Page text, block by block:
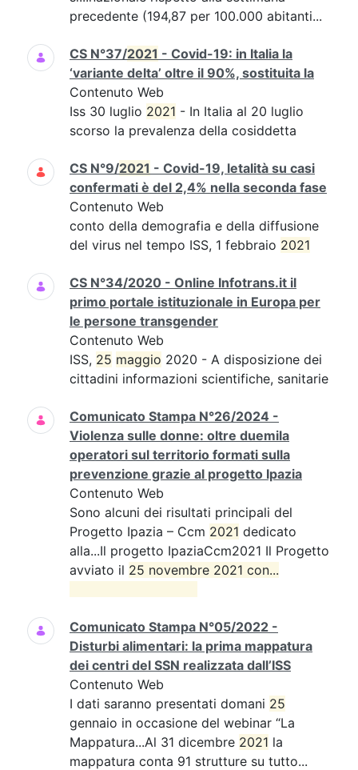
precedente (194,87 per 100.000 abitanti...
CS N°37/2021 - Covid-19: in Italia la
‘variante delta’ oltre il 90%, sostituita la
Contenuto Web
Iss 30 luglio 2021 - In Italia al 20 luglio
scorso la prevalenza della cosiddetta
CS N°9/2021 - Covid-19, letalità su casi
confermati è del 2,4% nella seconda fase
Contenuto Web
conto della demografia e della diffusione
del virus nel tempo ISS, 1 febbraio 2021
CS N°34/2020 - Online Infotrans.it il
primo portale istituzionale in Europa per
le persone transgender
Contenuto Web
ISS, 25 maggio 2020 - A disposizione dei
cittadini informazioni scientifiche, sanitarie
Comunicato Stampa N°26/2024 -
Violenza sulle donne: oltre duemila
operatori sul territorio formati sulla
prevenzione grazie al progetto Ipazia
Contenuto Web
Sono alcuni dei risultati principali del
Progetto Ipazia – Ccm 2021 dedicato
alla...Il progetto IpaziaCcm2021 Il Progetto
avviato il 25 novembre 2021 con...
Comunicato Stampa N°05/2022 -
Disturbi alimentari: la prima mappatura
dei centri del SSN realizzata dall’ISS
Contenuto Web
I dati saranno presentati domani 25
gennaio in occasione del webinar “La
Mappatura...Al 31 dicembre 2021 la
mappatura conta 91 strutture su tutto...